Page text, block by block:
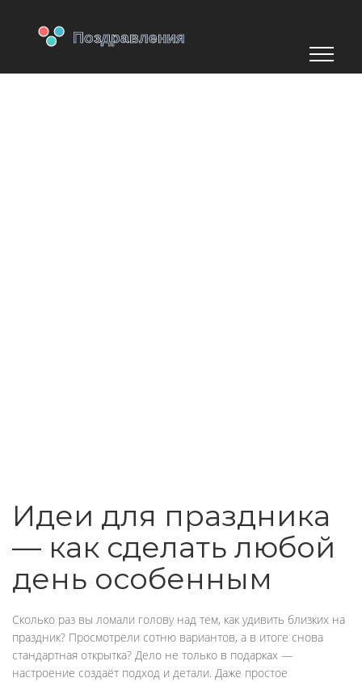
Идеи для праздника
— как сделать любой
день особенным
Сколько раз вы ломали голову над тем, как удивить близких на
праздник? Просмотрели сотню вариантов, а в итоге снова
стандартная открытка? Дело не только в подарках —
настроение создаёт подход и детали. Даже простое